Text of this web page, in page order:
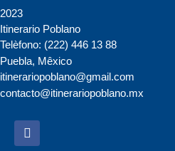
2023
Itinerario Poblano
Telèfono: (222) 446 13 88
Puebla, Mêxico
itinerariopoblano@gmail.com
contacto@itinerariopoblano.mx